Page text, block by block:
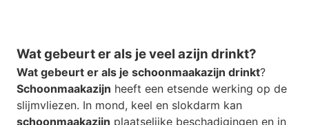
Wat gebeurt er als je veel azijn drinkt?
Wat gebeurt er als je schoonmaakazijn drinkt?
Schoonmaakazijn heeft een etsende werking op de
slijmvliezen. In mond, keel en slokdarm kan
schoonmaakazijn plaatselijke beschadigingen en in